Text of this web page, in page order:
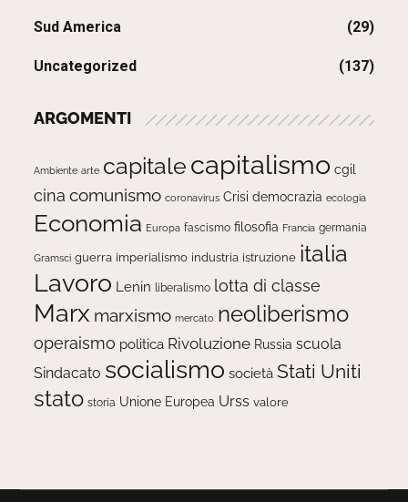
Sud America (29)
Uncategorized (137)
ARGOMENTI
Ambiente arte capitale capitalismo cgil
cina comunismo coronavirus Crisi democrazia ecologia
Economia Europa fascismo filosofia Francia germania
Gramsci guerra imperialismo industria istruzione italia
Lavoro Lenin liberalismo lotta di classe
Marx marxismo mercato neoliberismo
operaismo politica Rivoluzione Russia scuola
Sindacato socialismo società Stati Uniti
stato storia Unione Europea Urss valore